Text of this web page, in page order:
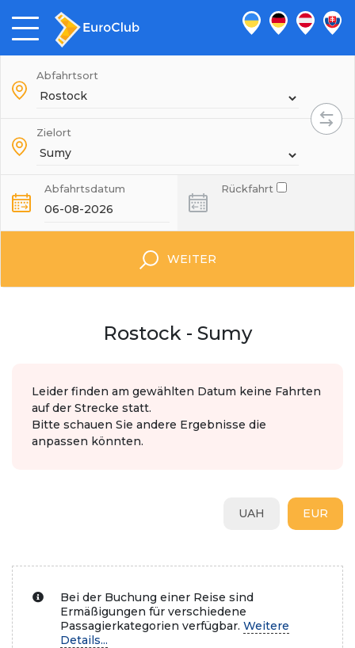
Abfahrtsort
Zielort
Abfahrtsdatum Rückfahrt
WEITER
Rostock - Sumy
Leider finden am gewählten Datum keine Fahrten
auf der Strecke statt.
Bitte schauen Sie andere Ergebnisse die
anpassen könnten.
EUR
UAH
Bei der Buchung einer Reise sind
Ermäßigungen für verschiedene
Passagierkategorien verfügbar. Weitere
Details...